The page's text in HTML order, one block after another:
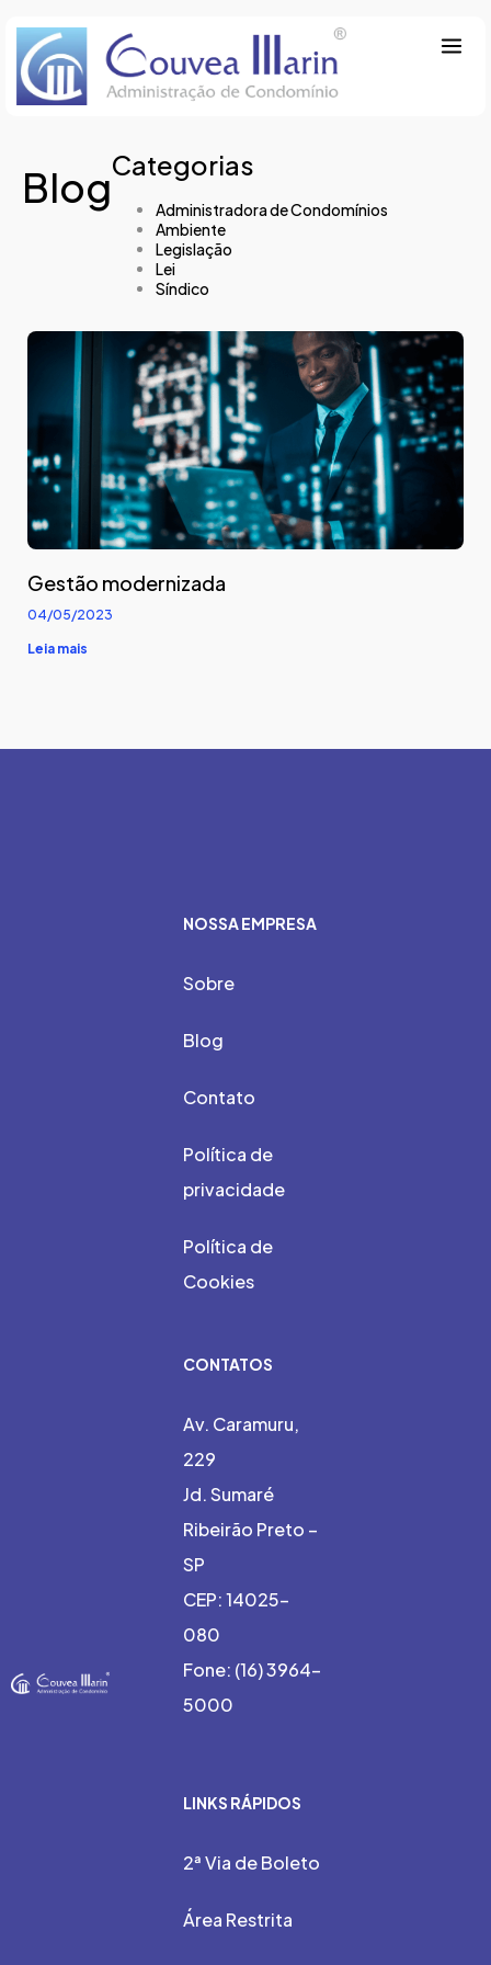
BlogCategorias
Administradora de Condomínios
Ambiente
Legislação
Lei
Síndico
Gestão modernizada
04/05/2023
Leia mais
NOSSA EMPRESA
Sobre
Blog
Contato
Política de
privacidade
Política de
Cookies
CONTATOS
Av. Caramuru,
229
Jd. Sumaré
Ribeirão Preto –
SP
CEP: 14025-
080
Fone: (16) 3964-
5000
LINKS RÁPIDOS
2ª Via de Boleto
Área Restrita